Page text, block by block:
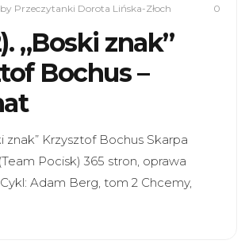
by Przeczytanki Dorota Lińska-Złoch 0
„Boski znak”
Bochus –
znak” Krzysztof Bochus Skarpa
Pocisk) 365 stron, oprawa
Adam Berg, tom 2 Chcemy,